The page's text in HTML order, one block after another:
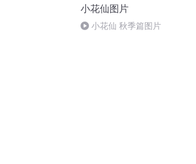
小花仙图片
小花仙 秋季篇图片